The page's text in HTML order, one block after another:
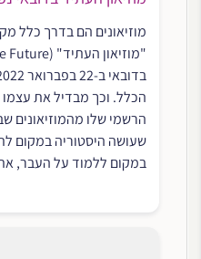
מוזיאונים הם בדרך כלל
הכלל. וכך מבדיל את
הרשמי שלו מהמוזיאונים
שעושה היסטוריה במקום
במקום ללמוד על העבר,